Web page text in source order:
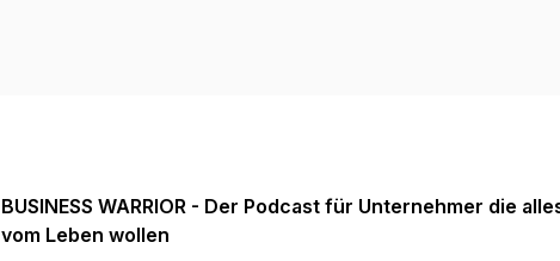
BUSINESS WARRIOR - Der Podcast für Unternehmer die
vom Leben wollen